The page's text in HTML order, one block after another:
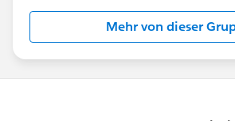
なるデータ準備の工程を習得
バー管理者としてデータフロー
Mehr von dieser